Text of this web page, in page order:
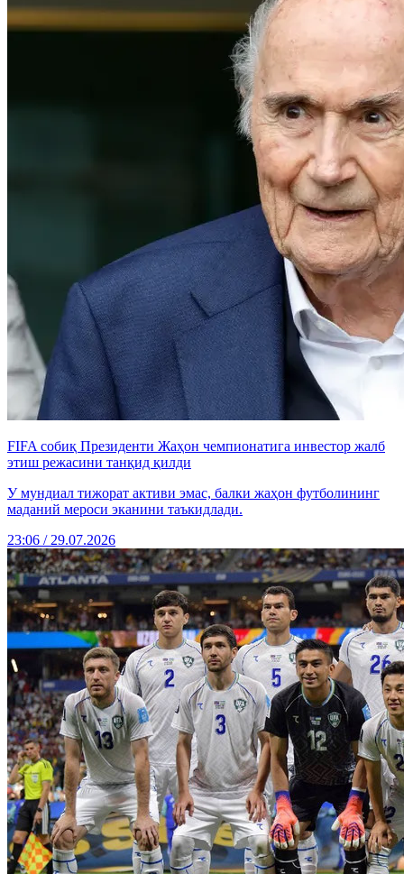
FIFA собиқ Президенти Жаҳон чемпионатига инвестор жалб
этиш режасини танқид қилди
У мундиал тижорат активи эмас, балки жаҳон футболининг
маданий мероси эканини таъкидлади.
23:06 / 29.07.2026